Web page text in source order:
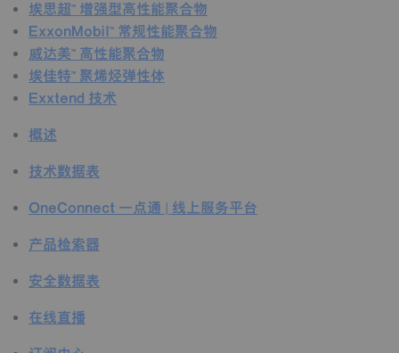
埃思超™ 增强型高性能聚合物
ExxonMobil™ 常规性能聚合物
威达美™ 高性能聚合物
埃佳特™ 聚烯烃弹性体
Exxtend 技术
概述
技术数据表
OneConnect 一点通 | 线上服务平台
产品检索器
安全数据表
在线直播